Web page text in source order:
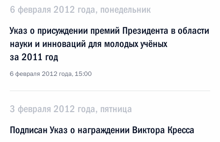
6 февраля 2012 года, понедельник
Указ о присуждении премий Президента в области
науки и инноваций для молодых учёных
за 2011 год
6 февраля 2012 года, 15:00
3 февраля 2012 года, пятница
Подписан Указ о награждении Виктора Кресса